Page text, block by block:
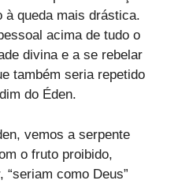
à queda mais drástica.
acima de tudo o
divina e a se rebelar
também seria repetido
do Éden.
vemos a serpente
o fruto proibido,
“seriam como Deus”